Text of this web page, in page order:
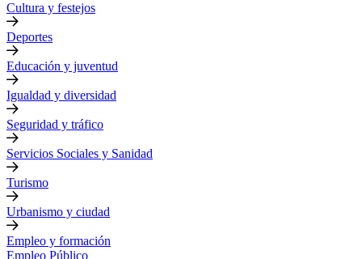
Cultura y festejos
Deportes
Educación y juventud
Igualdad y diversidad
Seguridad y tráfico
Servicios Sociales y Sanidad
Turismo
Urbanismo y ciudad
Empleo y formación
Empleo Público